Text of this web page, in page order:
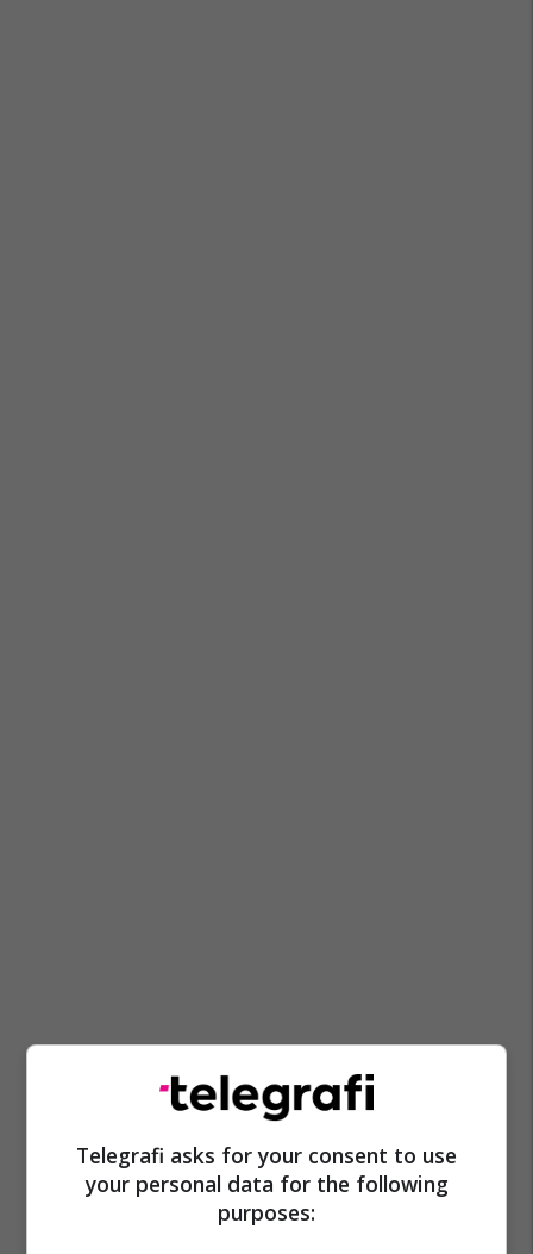
Telegrafi asks for your consent to use
your personal data for the following
purposes: